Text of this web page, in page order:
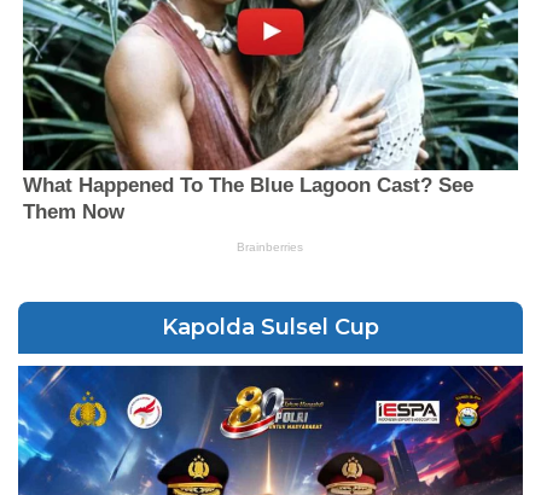
Kapolda Sulsel Cup